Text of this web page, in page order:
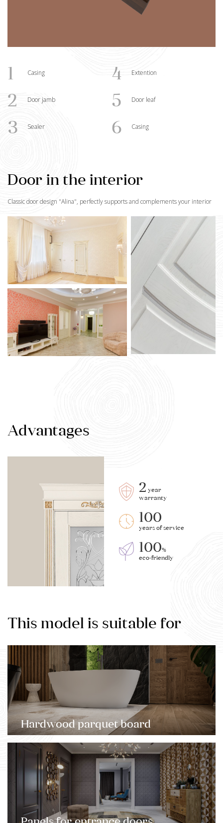
1 Casing 4 Extention
2 Door jamb 5 Door leaf
3 Sealer 6 Casing
Door in the interior
Classic door design "Alina", perfectly supports and complements your interior
Advantages
2 year
warranty
100
years of service
100%
eco-friendly
This model is suitable for
Hardwood parquet board